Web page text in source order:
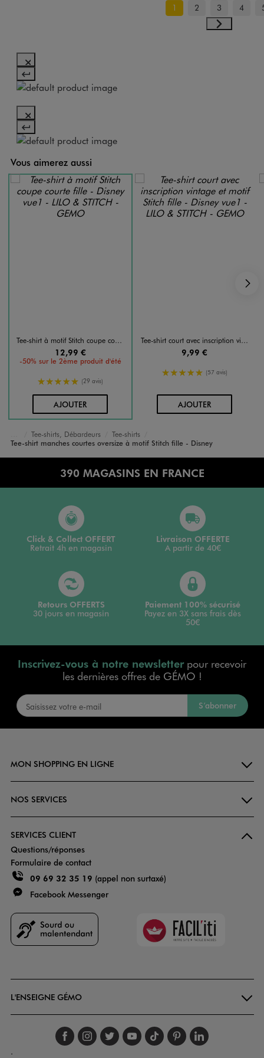
1 2 3 4
Vous aimerez aussi
Tee-shirt à motif Stitch coupe courte fille - Disney
12,99 €
-50% sur le 2ème produit d'été
5/5 de moyenne
(29 avis)
AJOUTERAU PANIER
Tee-shirt court avec inscription vintage et motif Stitch fille - Disney
9,99 €
5/5 de moyenne
(57 avis)
AJOUTERAU PANIER
Accueil
Fille
Vêtements
Tee-shirts, Débardeurs
Tee-shirts
Tee-shirt manches courtes oversize à motif Stitch fille - Disney
390 MAGASINS EN FRANCE
Click & Collect OFFERT
Retrait 4h en magasin
Livraison OFFERTE
A partir de 40€
Retours OFFERTS
30 jours en magasin
Paiement 100% sécurisé
Payez en 3X sans frais dès
50€
Inscrivez-vous à notre newsletterpour recevoir
les dernières offres de GÉMO !
S’abonner
MON SHOPPING EN LIGNE
NOS SERVICES
SERVICES CLIENT
Questions/réponses
Formulaire de contact
09 69 32 35 19 (appel non surtaxé)
Facebook Messenger
Faciliti
L'ENSEIGNE GÉMO
Suivez-nous sur
Suivez-nous sur
Suivez-nous sur
Suivez-nous
Suivez-nous
Suivez-
.